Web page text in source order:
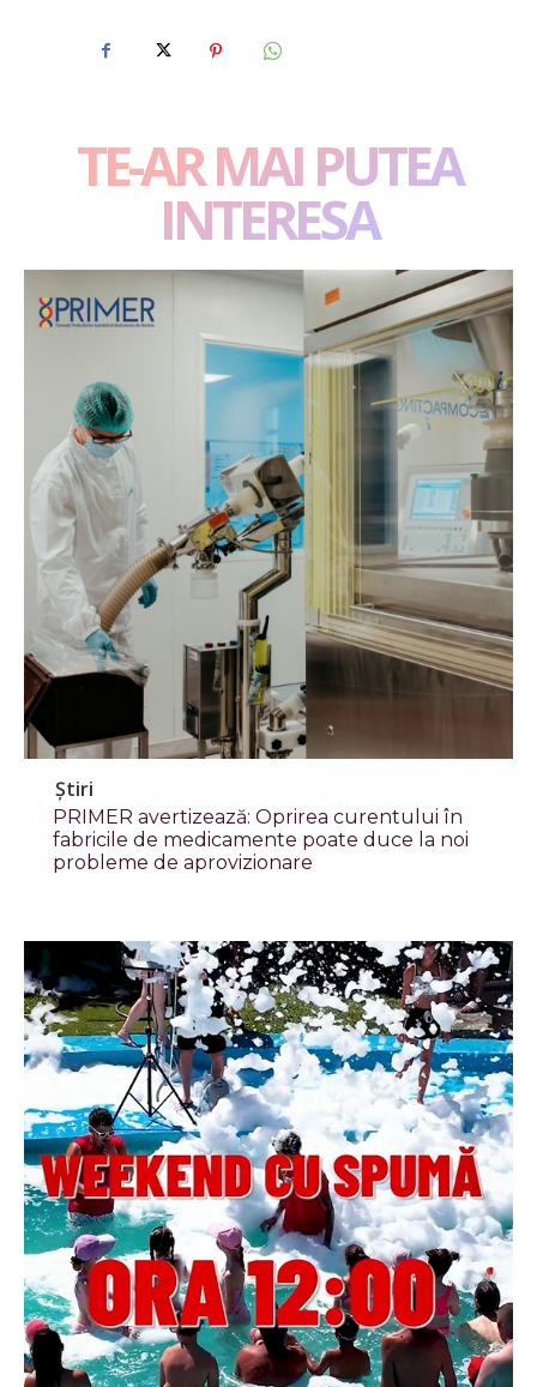
TE-AR MAI PUTEA
INTERESA
Știri
PRIMER avertizează: Oprirea curentului în
fabricile de medicamente poate duce la noi
probleme de aprovizionare